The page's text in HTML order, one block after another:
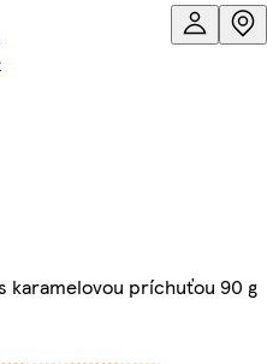
karamelovou príchuťou 90 g